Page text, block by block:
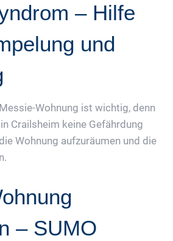
– Hilfe
und
Wohnung ist wichtig, denn
Crailsheim keine Gefährdung
Wohnung aufzuräumen und die
– SUMO